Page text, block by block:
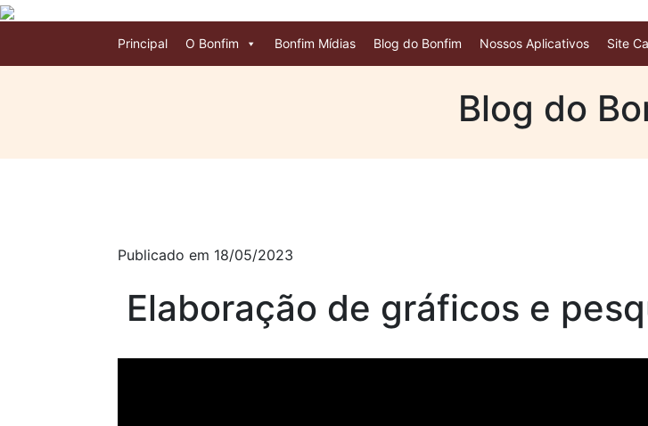
Principal O Bonfim Bonfim Mídias Blog do Bonfim Nossos Aplicativos Site
Blog do
Publicado em 18/05/2023
Elaboração de gráficos e